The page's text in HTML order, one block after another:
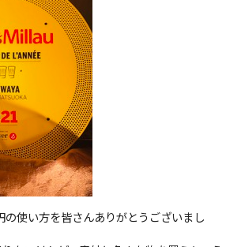
の使い方を皆さんありがとうございまし